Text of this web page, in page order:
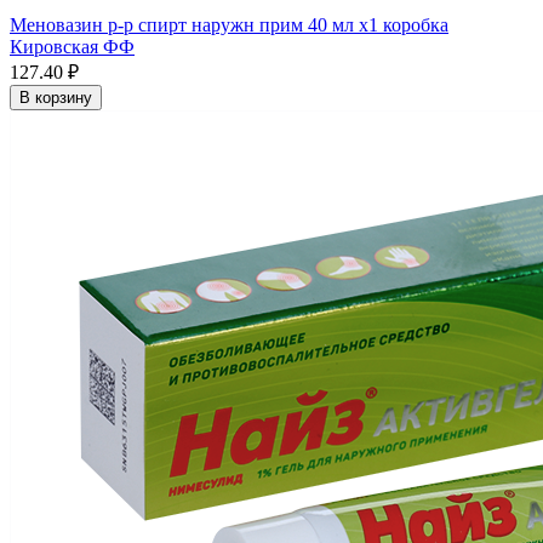
Меновазин р-р спирт наружн прим 40 мл x1 коробка
Кировская ФФ
127.40 ₽
В корзину